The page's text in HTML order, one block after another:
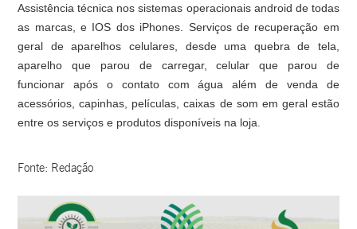
Assistência técnica nos sistemas operacionais android de todas
as marcas, e IOS dos iPhones. Serviços de recuperação em
geral de aparelhos celulares, desde uma quebra de tela,
aparelho que parou de carregar, celular que parou de
funcionar após o contato com água além de venda de
acessórios, capinhas, películas, caixas de som em geral estão
entre os serviços e produtos disponíveis na loja.
Fonte: Redação